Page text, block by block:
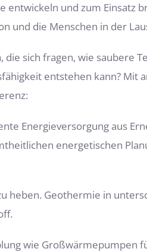
und zum Einsatz
und die Menschen in der
sich fragen, wie saubere
entstehen kann? Mit
Energieversorgung aus
energetischen
heben. Geothermie in
wie